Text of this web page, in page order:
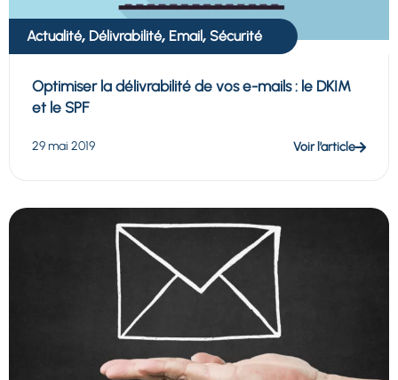
Actualité, Délivrabilité, Email, Sécurité
Optimiser la délivrabilité de vos e-mails : le DKIM
et le SPF
29 mai 2019 Voir l’article